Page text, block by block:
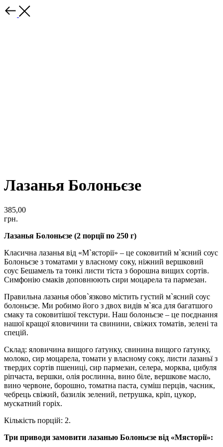
Лазанья Болоньєзе
385,00
грн.
Лазанья Болоньєзе (2 порції по 250 г)
Класична лазанья від «М`ясторії» – це соковитий м`ясний соус
Болоньєзе з томатами у власному соку, ніжний вершковий
соус Бешамель та тонкі листи тіста з борошна вищих сортів.
Симфонію смаків доповнюють сири моцарела та пармезан.
Правильна лазанья обов`язково містить густий м`ясний соус
болоньєзе. Ми робимо його з двох видів м`яса для багатшого
смаку та соковитішої текстури. Наш болоньєзе – це поєднання
нашої кращої яловичини та свинини, свіжих томатів, зелені та
спецій.
Склад: яловичина вищого ґатунку, свинина вищого ґатунку,
молоко, сир моцарела, томати у власному соку, листи лазаньї з
твердих сортів пшениці, сир пармезан, селера, морква, цибуля
ріпчаста, вершки, олія рослинна, вино біле, вершкове масло,
вино червоне, борошно, томатна паста, суміш перців, часник,
чебрець свіжий, базилік зелений, петрушка, кріп, цукор,
мускатний горіх.
Кількість порцій: 2.
Три приводи замовити лазанью Болоньєзе від «Мясторії»: